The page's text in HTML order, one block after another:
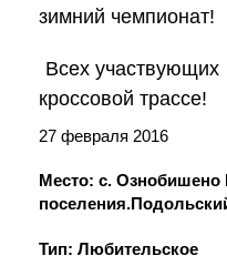
зимний чемпионат!
Всех
кроссовой трассе!
27 февраля 2016
Место: с. Ознобишено
Тип: Любительское